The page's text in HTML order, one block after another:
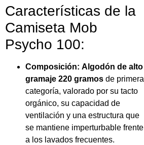
Características de la
Camiseta Mob
Psycho 100:
Composición: Algodón de alto
gramaje 220 gramos de primera
categoría, valorado por su tacto
orgánico, su capacidad de
ventilación y una estructura que
se mantiene imperturbable frente
a los lavados frecuentes.